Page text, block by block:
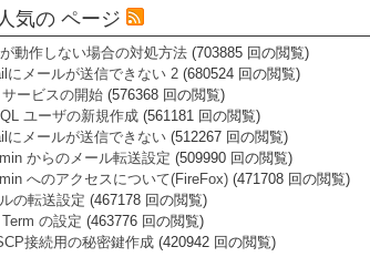
気の ページ
動作しない場合の対処方法(703885 回の閲覧)
にメールが送信できない 2(680524 回の閲覧)
サービスの開始(576368 回の閲覧)
ユーザの新規作成(561181 回の閲覧)
にメールが送信できない(512267 回の閲覧)
からのメール転送設定 (509990 回の閲覧)
へのアクセスについて(FireFox)(471708 回の閲覧)
の転送設定 (467178 回の閲覧)
の設定 (463776 回の閲覧)
接続用の秘密鍵作成(420942 回の閲覧)